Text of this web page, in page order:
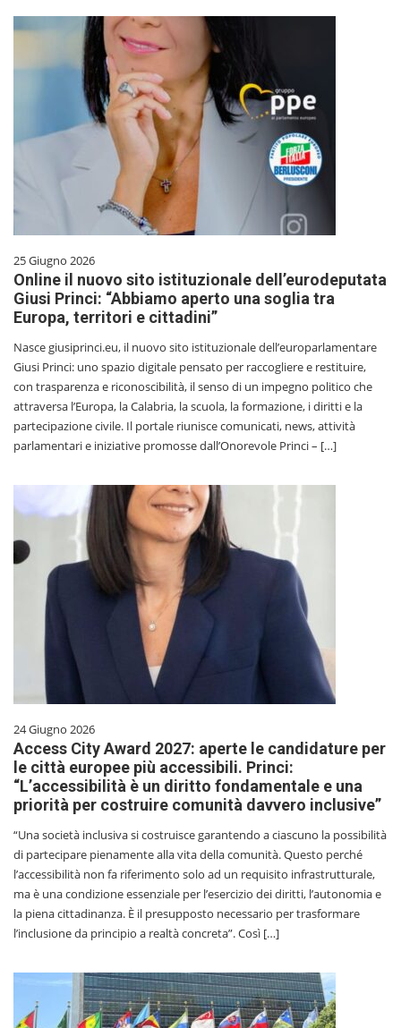
25 Giugno 2026
Online il nuovo sito istituzionale dell’eurodeputata
Giusi Princi: “Abbiamo aperto una soglia tra
Europa, territori e cittadini”
Nasce giusiprinci.eu, il nuovo sito istituzionale dell’europarlamentare
Giusi Princi: uno spazio digitale pensato per raccogliere e restituire,
con trasparenza e riconoscibilità, il senso di un impegno politico che
attraversa l’Europa, la Calabria, la scuola, la formazione, i diritti e la
partecipazione civile. Il portale riunisce comunicati, news, attività
parlamentari e iniziative promosse dall’Onorevole Princi – […]
24 Giugno 2026
Access City Award 2027: aperte le candidature per
le città europee più accessibili. Princi:
“L’accessibilità è un diritto fondamentale e una
priorità per costruire comunità davvero inclusive”
“Una società inclusiva si costruisce garantendo a ciascuno la possibilità
di partecipare pienamente alla vita della comunità. Questo perché
l’accessibilità non fa riferimento solo ad un requisito infrastrutturale,
ma è una condizione essenziale per l’esercizio dei diritti, l’autonomia e
la piena cittadinanza. È il presupposto necessario per trasformare
l’inclusione da principio a realtà concreta”. Così […]